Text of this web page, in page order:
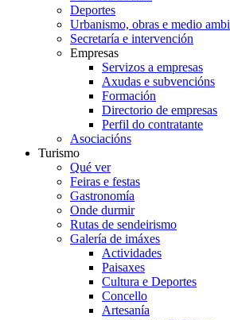
Deportes
Urbanismo, obras e medio
Secretaría e intervención
Empresas
Servizos a empresas
Axudas e subvencións
Formación
Directorio de empresas
Perfil do contratante
Asociacións
Turismo
Qué ver
Feiras e festas
Gastronomía
Onde durmir
Rutas de sendeirismo
Galería de imáxes
Actividades
Paisaxes
Cultura e Deportes
Concello
Artesanía